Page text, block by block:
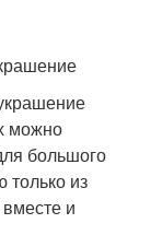
можно
большого
только из
и